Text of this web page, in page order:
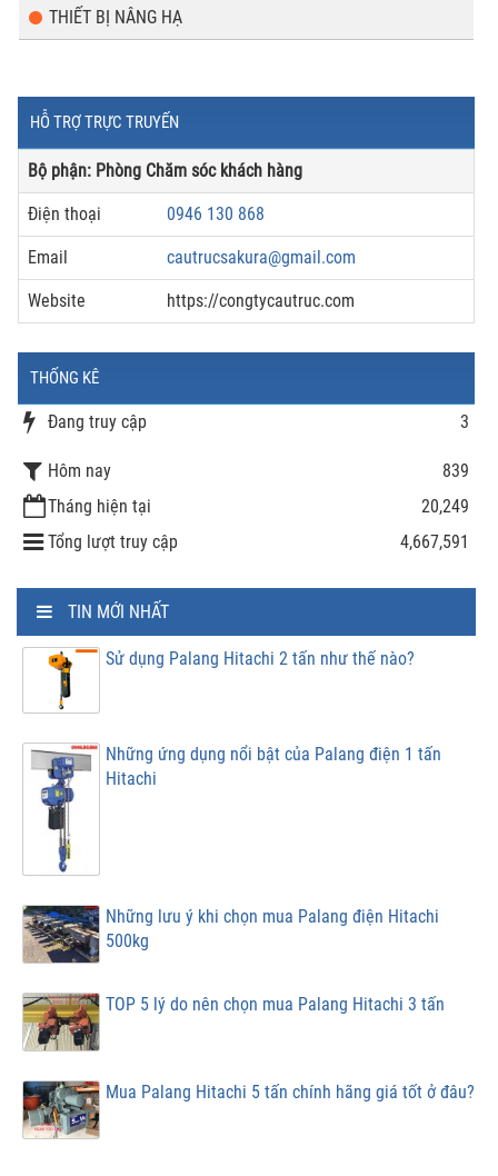
THIẾT BỊ NÂNG HẠ
HỖ TRỢ TRỰC TRUYẾN
Bộ phận: Phòng Chăm sóc khách hàng
Điện thoại 0946 130 868
Email cautrucsakura@gmail.com
Website https://congtycautruc.com
THỐNG KÊ
Đang truy cập 3
Hôm nay
839
Tháng hiện tại
20,249
Tổng lượt truy cập
4,667,591
TIN MỚI NHẤT
Sử dụng Palang Hitachi 2 tấn như thế nào?
Những ứng dụng nổi bật của Palang điện 1 tấn
Hitachi
Những lưu ý khi chọn mua Palang điện Hitachi
500kg
TOP 5 lý do nên chọn mua Palang Hitachi 3 tấn
Mua Palang Hitachi 5 tấn chính hãng giá tốt ở đâu?